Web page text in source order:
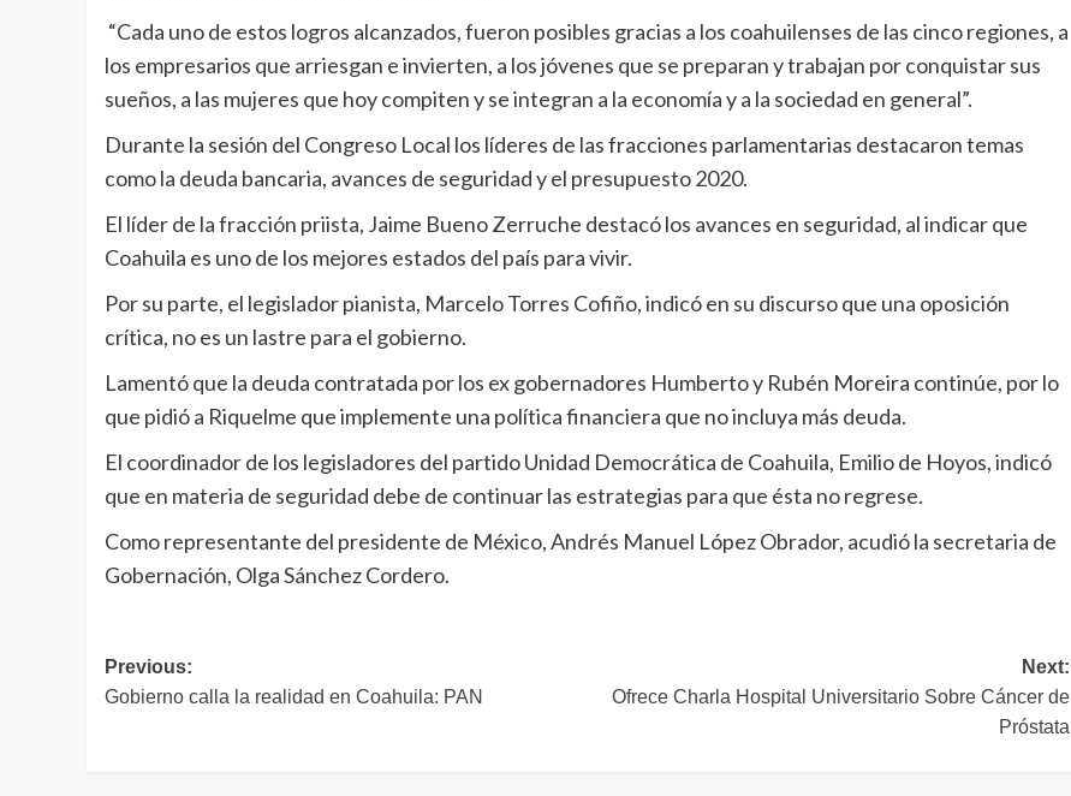
“Cada uno de estos logros alcanzados, fueron posibles gracias a los coahuilenses de las cinco regiones, a
los empresarios que arriesgan e invierten, a los jóvenes que se preparan y trabajan por conquistar sus
sueños, a las mujeres que hoy compiten y se integran a la economía y a la sociedad en general”.
Durante la sesión del Congreso Local los líderes de las fracciones parlamentarias destacaron temas
como la deuda bancaria, avances de seguridad y el presupuesto 2020.
El líder de la fracción priista, Jaime Bueno Zerruche destacó los avances en seguridad, al indicar que
Coahuila es uno de los mejores estados del país para vivir.
Por su parte, el legislador pianista, Marcelo Torres Cofiño, indicó en su discurso que una oposición
crítica, no es un lastre para el gobierno.
Lamentó que la deuda contratada por los ex gobernadores Humberto y Rubén Moreira continúe, por lo
que pidió a Riquelme que implemente una política financiera que no incluya más deuda.
El coordinador de los legisladores del partido Unidad Democrática de Coahuila, Emilio de Hoyos, indicó
que en materia de seguridad debe de continuar las estrategias para que ésta no regrese.
Como representante del presidente de México, Andrés Manuel López Obrador, acudió la secretaria de
Gobernación, Olga Sánchez Cordero.
Navegación
de
Previous:
Gobierno calla la realidad en Coahuila: PAN
Next:
Ofrece Charla Hospital Universitario Sobre Cáncer de
Próstata